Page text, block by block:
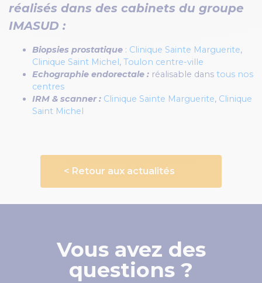
réalisés dans des cabinets du groupe
IMASUD :
Biopsies prostatique : Clinique Sainte Marguerite,
Clinique Saint Michel, Toulon centre-ville
Echographie endorectale : réalisable dans tous nos
centres
IRM & scanner : Clinique Sainte Marguerite, Clinique
Saint Michel
< Retour aux actualités
Vous avez des
questions ?